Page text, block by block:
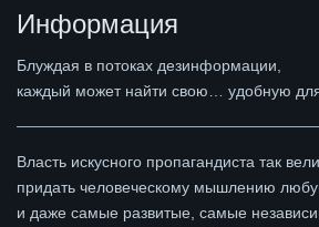
Информация
Блуждая в потоках дезинформации,
каждый может найти свою… удобную для
Власть искусного пропагандиста так
придать человеческому мышлению
и даже самые развитые, самые